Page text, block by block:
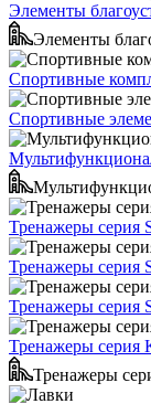
Элементы
Элементы
Спортивные
Спортивные
Тренажеры серия
Тренажеры серия
Тренажеры серия
Тренажеры серия
Тренажеры